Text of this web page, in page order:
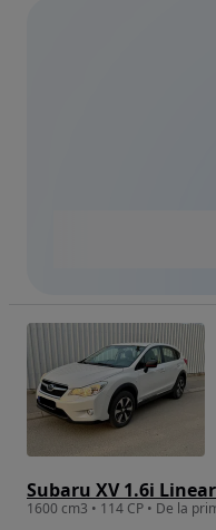
Subaru XV 1.6i